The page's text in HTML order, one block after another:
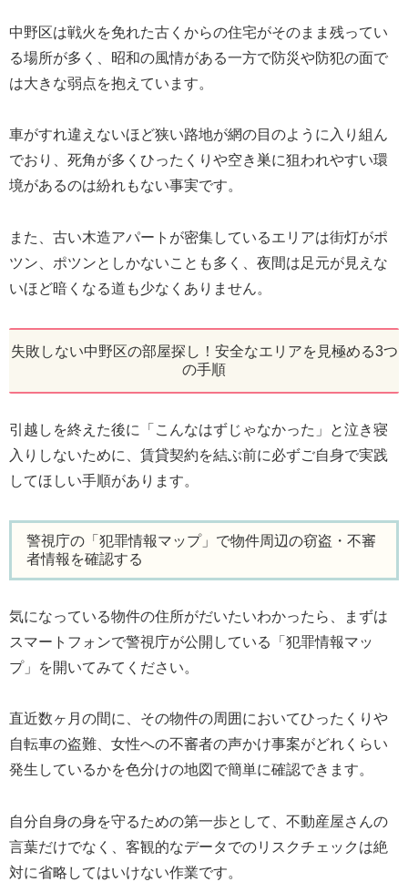
中野区は戦火を免れた古くからの住宅がそのまま残ってい
る場所が多く、昭和の風情がある一方で防災や防犯の面で
は大きな弱点を抱えています。
車がすれ違えないほど狭い路地が網の目のように入り組ん
でおり、死角が多くひったくりや空き巣に狙われやすい環
境があるのは紛れもない事実です。
また、古い木造アパートが密集しているエリアは街灯がポ
ツン、ポツンとしかないことも多く、夜間は足元が見えな
いほど暗くなる道も少なくありません。
失敗しない中野区の部屋探し！安全なエリアを見極める3つ
の手順
引越しを終えた後に「こんなはずじゃなかった」と泣き寝
入りしないために、賃貸契約を結ぶ前に必ずご自身で実践
してほしい手順があります。
警視庁の「犯罪情報マップ」で物件周辺の窃盗・不審
者情報を確認する
気になっている物件の住所がだいたいわかったら、まずは
スマートフォンで警視庁が公開している「犯罪情報マッ
プ」を開いてみてください。
直近数ヶ月の間に、その物件の周囲においてひったくりや
自転車の盗難、女性への不審者の声かけ事案がどれくらい
発生しているかを色分けの地図で簡単に確認できます。
自分自身の身を守るための第一歩として、不動産屋さんの
言葉だけでなく、客観的なデータでのリスクチェックは絶
対に省略してはいけない作業です。